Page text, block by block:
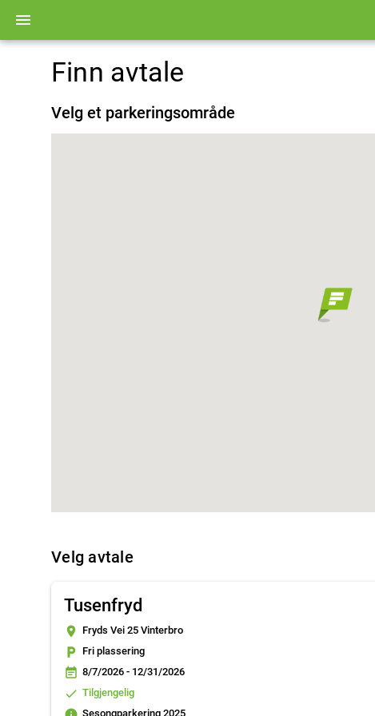
menu
Finn avtale
Velg et parkeringsområde
Velg avtale
Tusenfryd
place Fryds Vei 25 Vinterbro
local_parking Fri plassering
event_note 8/7/2026 - 12/31/2026
done Tilgjengelig
Sesongparkering 2025